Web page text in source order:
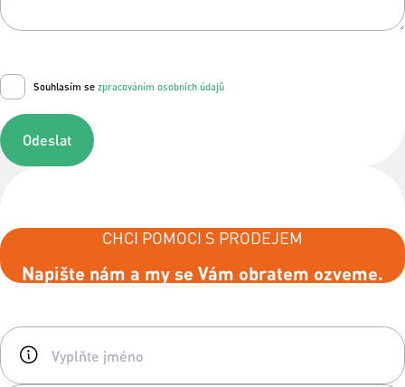
Souhlasím se zpracováním osobních údajů
Odeslat
CHCI POMOCI S PRODEJEM
Napište nám a my se Vám obratem ozveme.